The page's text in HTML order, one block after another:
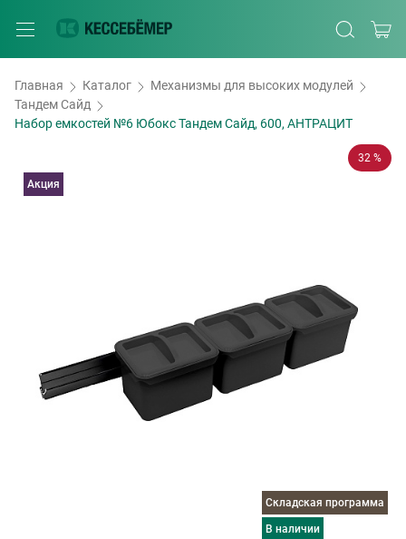
Главная Каталог
Механизмы для высоких модулей
Тандем Сайд
Набор емкостей №6 Юбокс Тандем Сайд, 600, АНТРАЦИТ
32 %
Складская программа
в наличии
Акция